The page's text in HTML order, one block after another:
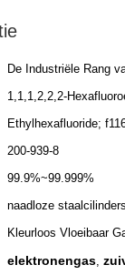
De Industriële Rang
1,1,1,2,2,2-
Ethylhexafluoride;
200-939-8
99.9%~99.999%
naadloze staalcilinders
Kleurloos Vloeibaar
elektronengas,